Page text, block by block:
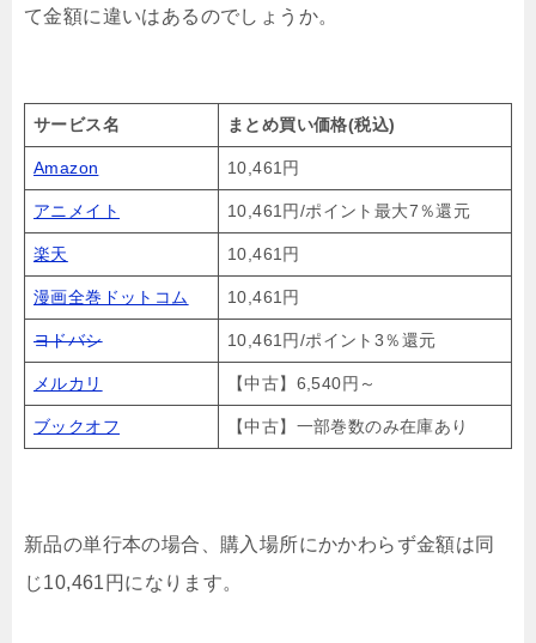
て金額に違いはあるのでしょうか。
サービス名 まとめ買い価格(税込)
Amazon 10,461円
アニメイト 10,461円/ポイント最大7％還元
楽天 10,461円
漫画全巻ドットコム 10,461円
ヨドバシ 10,461円/ポイント3％還元
メルカリ 【中古】6,540円～
ブックオフ 【中古】一部巻数のみ在庫あり
新品の単行本の場合、購入場所にかかわらず金額は同
じ10,461円になります。